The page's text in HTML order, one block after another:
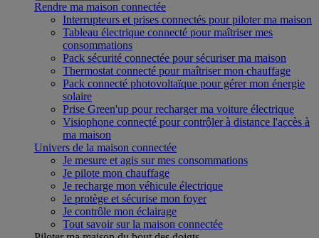
Rendre ma maison connectée
Interrupteurs et prises connectés pour piloter ma maison
Tableau électrique connecté pour maîtriser mes
consommations
Pack sécurité connectée pour sécuriser ma maison
Thermostat connecté pour maîtriser mon chauffage
Pack connecté photovoltaïque pour gérer mon énergie
solaire
Prise Green'up pour recharger ma voiture électrique
Visiophone connecté pour contrôler à distance l'accès à
ma maison
Univers de la maison connectée
Je mesure et agis sur mes consommations
Je pilote mon chauffage
Je recharge mon véhicule électrique
Je protège et sécurise mon foyer
Je contrôle mon éclairage
Tout savoir sur la maison connectée